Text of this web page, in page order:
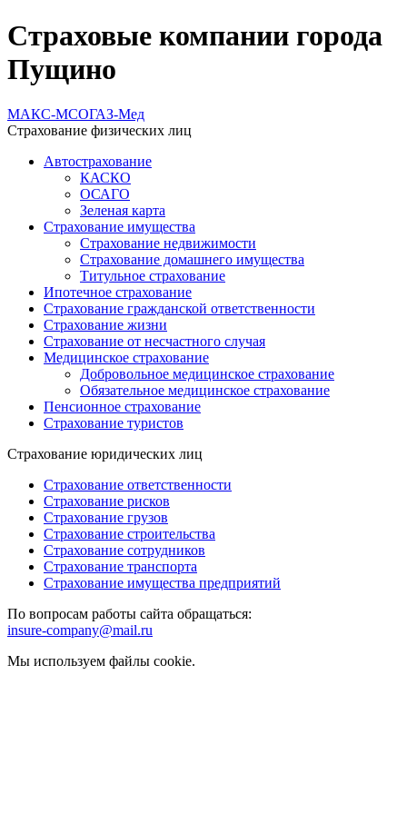
Страховые компании города
Пущино
МАКС-МСОГАЗ-Мед
Страхование физических лиц
Автострахование
КАСКО
ОСАГО
Зеленая карта
Страхование имущества
Страхование недвижимости
Страхование домашнего имущества
Титульное страхование
Ипотечное страхование
Страхование гражданской ответственности
Страхование жизни
Страхование от несчастного случая
Медицинское страхование
Добровольное медицинское страхование
Обязательное медицинское страхование
Пенсионное страхование
Страхование туристов
Страхование юридических лиц
Страхование ответственности
Страхование рисков
Страхование грузов
Страхование строительства
Страхование сотрудников
Страхование транспорта
Страхование имущества предприятий
По вопросам работы сайта обращаться:
insure-company@mail.ru
Мы используем файлы cookie.